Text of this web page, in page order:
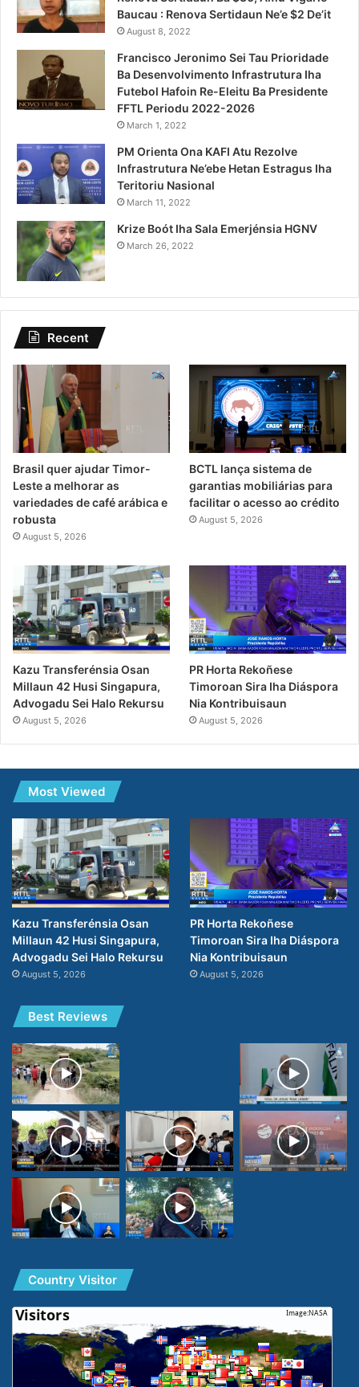
Baucau : Renova Sertidaun Ne’e $2 De’it
August 8, 2022
Francisco Jeronimo Sei Tau Prioridade
Ba Desenvolvimento Infrastrutura Iha
Futebol Hafoin Re-Eleitu Ba Presidente
FFTL Periodu 2022-2026
March 1, 2022
PM Orienta Ona KAFI Atu Rezolve
Infrastrutura Ne’ebe Hetan Estragus Iha
Teritoriu Nasional
March 11, 2022
Krize Boót Iha Sala Emerjénsia HGNV
March 26, 2022
Recent
Brasil quer ajudar Timor-
Leste a melhorar as
variedades de café arábica e
robusta
August 5, 2026
BCTL lança sistema de
garantias mobiliárias para
facilitar o acesso ao crédito
August 5, 2026
Kazu Transferénsia Osan
Millaun 42 Husi Singapura,
Advogadu Sei Halo Rekursu
August 5, 2026
PR Horta Rekoñese
Timoroan Sira Iha Diáspora
Nia Kontribuisaun
August 5, 2026
Most Viewed
Kazu Transferénsia Osan
Millaun 42 Husi Singapura,
Advogadu Sei Halo Rekursu
August 5, 2026
PR Horta Rekoñese
Timoroan Sira Iha Diáspora
Nia Kontribuisaun
August 5, 2026
Best Reviews
Country Visitor